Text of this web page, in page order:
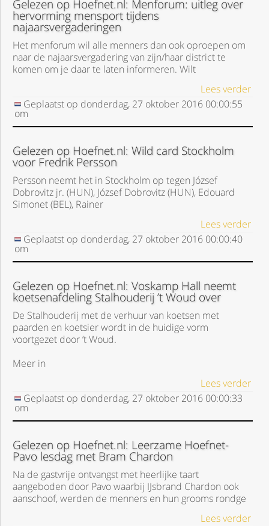
Gelezen op Hoefnet.nl: Menforum: uitleg over
hervorming mensport tijdens
najaarsvergaderingen
Het menforum wil alle menners dan ook oproepen om
naar de najaarsvergadering van zijn/haar district te
komen om je daar te laten informeren. Wilt
Lees verder
Geplaatst op donderdag, 27 oktober 2016 00:00:55
om
Gelezen op Hoefnet.nl: Wild card Stockholm
voor Fredrik Persson
Persson neemt het in Stockholm op tegen József
Dobrovitz jr. (HUN), József Dobrovitz (HUN), Edouard
Simonet (BEL), Rainer
Lees verder
Geplaatst op donderdag, 27 oktober 2016 00:00:40
om
Gelezen op Hoefnet.nl: Voskamp Hall neemt
koetsenafdeling Stalhouderij ’t Woud over
De Stalhouderij met de verhuur van koetsen met
paarden en koetsier wordt in de huidige vorm
voortgezet door ’t Woud.
Meer in
Lees verder
Geplaatst op donderdag, 27 oktober 2016 00:00:33
om
Gelezen op Hoefnet.nl: Leerzame Hoefnet-
Pavo lesdag met Bram Chardon
Na de gastvrije ontvangst met heerlijke taart
aangeboden door Pavo waarbij IJsbrand Chardon ook
aanschoof, werden de menners en hun grooms rondge
Lees verder